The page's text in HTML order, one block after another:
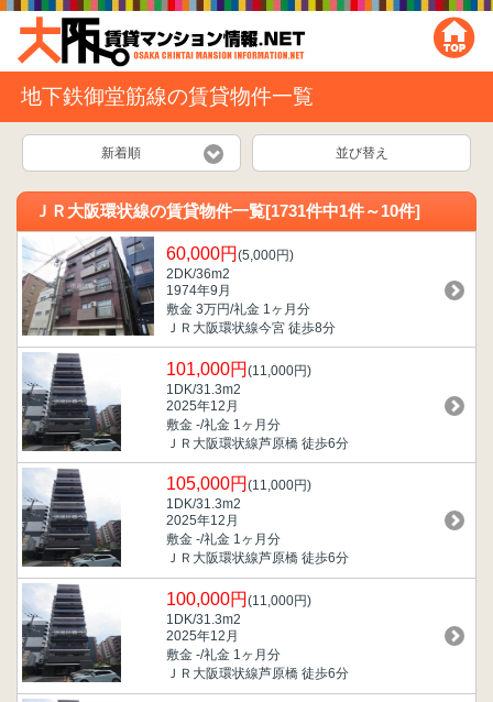
地下鉄御堂筋線の賃貸物件一覧
新着順 並び替え
ＪＲ大阪環状線の賃貸物件一覧[1731件中1件～10件]
60,000円 (5,000円)
2DK/36m2
1974年9月
敷金 3万円/礼金 1ヶ月分
ＪＲ大阪環状線今宮 徒歩8分
101,000円 (11,000円)
1DK/31.3m2
2025年12月
敷金 -/礼金 1ヶ月分
ＪＲ大阪環状線芦原橋 徒歩6分
105,000円 (11,000円)
1DK/31.3m2
2025年12月
敷金 -/礼金 1ヶ月分
ＪＲ大阪環状線芦原橋 徒歩6分
100,000円 (11,000円)
1DK/31.3m2
2025年12月
敷金 -/礼金 1ヶ月分
ＪＲ大阪環状線芦原橋 徒歩6分